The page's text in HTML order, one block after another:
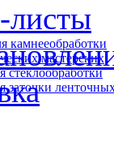
листы
камнееобработки
мастерских
стеклообработки
заточки